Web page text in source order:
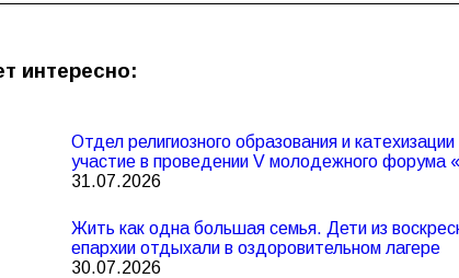
интересно:
Отдел религиозного образования и
участие в проведении V молодежного форума
31.07.2026
Жить как одна большая семья. Дети из
епархии отдыхали в оздоровительном лагере
30.07.2026